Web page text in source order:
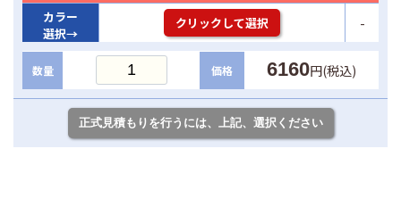
カラー
選択→
クリックして選択 -
数量 価格 6160円(税込)